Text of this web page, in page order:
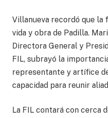
Villanueva recordó que la
vida y obra de Padilla.
Directora General y
FIL, subrayó la
representante y artífice
capacidad para reunir
La FIL contará con cerca